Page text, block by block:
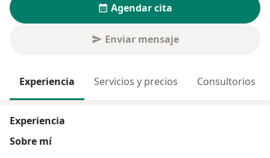
Agendar cita
Enviar mensaje
Experiencia Servicios y precios Consultorios
Experiencia
Sobre mí